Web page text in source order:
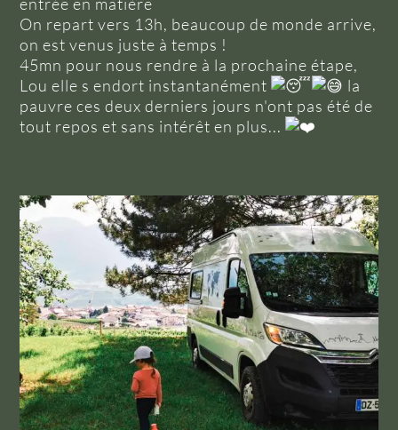
On repart vers 13h, beaucoup de monde arrive,
on est venus juste à temps !
45mn pour nous rendre à la prochaine étape,
Lou elle s endort instantanément
la
pauvre ces deux derniers jours n'ont pas été de
tout repos et sans intérêt en plus...